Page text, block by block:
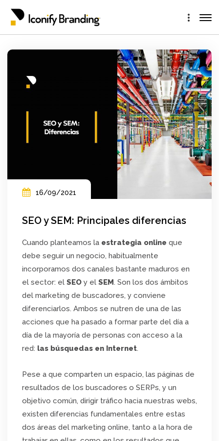
16/09/2021
SEO y SEM: Principales diferencias
Cuando planteamos la estrategia online que
debe seguir un negocio, habitualmente
incorporamos dos canales bastante maduros en
el sector: el SEO y el SEM. Son los dos ámbitos
del marketing de buscadores, y conviene
diferenciarlos. Ambos se nutren de una de las
acciones que ha pasado a formar parte del día a
día de la mayoría de personas con acceso a la
red: las búsquedas en Internet.
Pese a que comparten un espacio, las páginas de
resultados de los buscadores o SERPs, y un
objetivo común, dirigir tráfico hacia nuestras webs,
existen diferencias fundamentales entre estas
dos áreas del marketing online, tanto a la hora de